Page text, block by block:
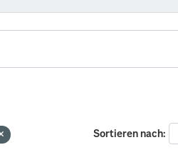
Sortieren nach